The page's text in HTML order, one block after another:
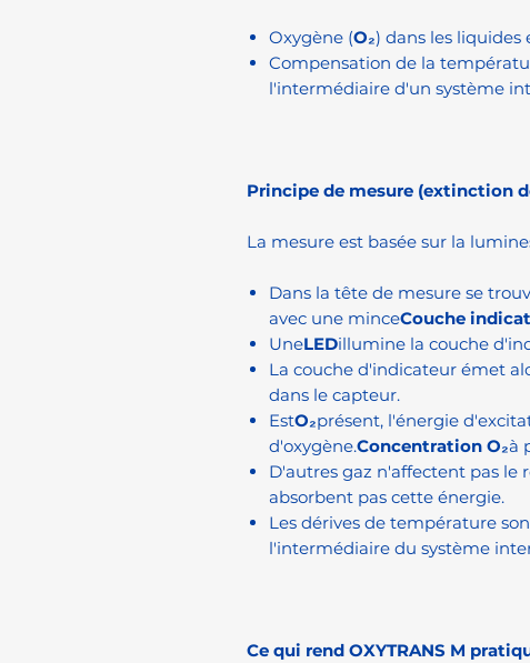
Oxygène (O₂) dans les liquides
Compensation de la
l'intermédiaire d'un système
Principe de mesure (extinction
La mesure est basée sur la
Dans la tête de mesure se
avec une minceCouche
UneLEDillumine la couche
La couche d'indicateur émet
dans le capteur.
EstO₂présent, l'énergie
d'oxygène.Concentration O₂à
D'autres gaz n'affectent pas le
absorbent pas cette énergie.
Les dérives de température
l'intermédiaire du système
Ce qui rend OXYTRANS M